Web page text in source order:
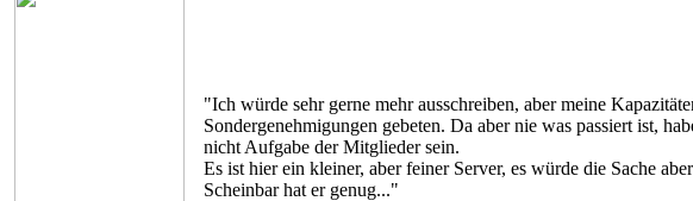
"Ich würde sehr gerne mehr ausschreiben, aber meine
Sondergenehmigungen gebeten. Da aber nie was passiert ist,
nicht Aufgabe der Mitglieder sein.
Es ist hier ein kleiner, aber feiner Server, es würde die Sache
Scheinbar hat er genug..."